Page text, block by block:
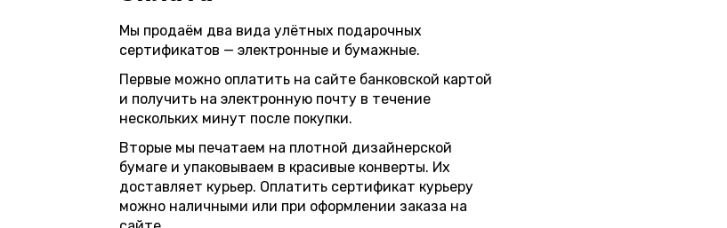
Мы продаём два вида улётных подарочных
сертификатов — электронные и бумажные.
Первые можно оплатить на сайте банковской картой
и получить на электронную почту в течение
нескольких минут после покупки.
Вторые мы печатаем на плотной дизайнерской
бумаге и упаковываем в красивые конверты. Их
доставляет курьер. Оплатить сертификат курьеру
можно наличными или при оформлении заказа на